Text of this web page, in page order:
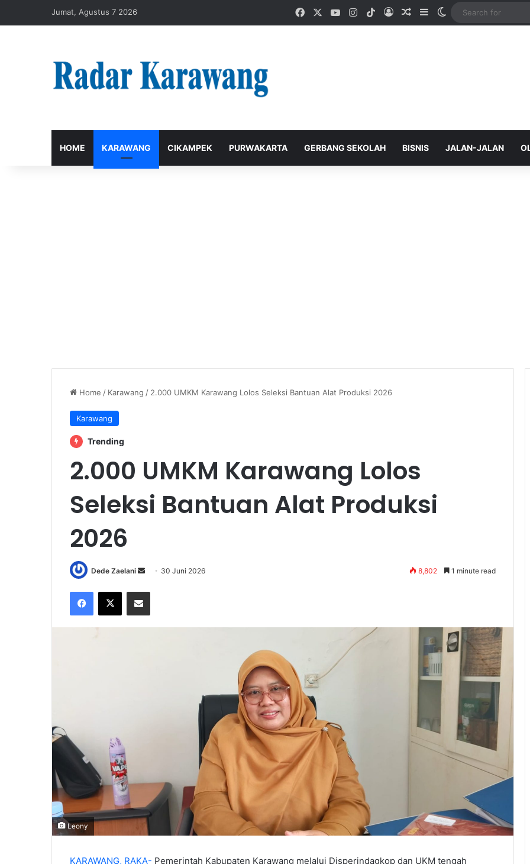
Jumat, Agustus 7 2026 FacebookYouTubeInstagram
TikTokLog InRandom Article
SidebarSwitch skin
HOME KARAWANG CIKAMPEK PURWAKARTA GERBANG SEKOLAH BISNIS JALAN-JALAN
Home / Karawang / 2.000 UMKM Karawang Lolos Seleksi Bantuan Alat Produksi 2026
Karawang
Trending
2.000 UMKM Karawang Lolos
Seleksi Bantuan Alat Produksi
2026
Dede Zaelani
Send 30 Juni 2026 8,802 1 minute read
Facebook
X Share via Email
Leony
KARAWANG, RAKA- Pemerintah Kabupaten Karawang melalui Disperindagkop dan UKM tengah